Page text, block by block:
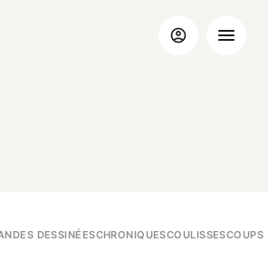
DESSINÉESCHRONIQUESCOULISSESCOUPS